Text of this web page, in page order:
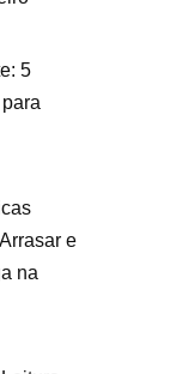
5
e
na